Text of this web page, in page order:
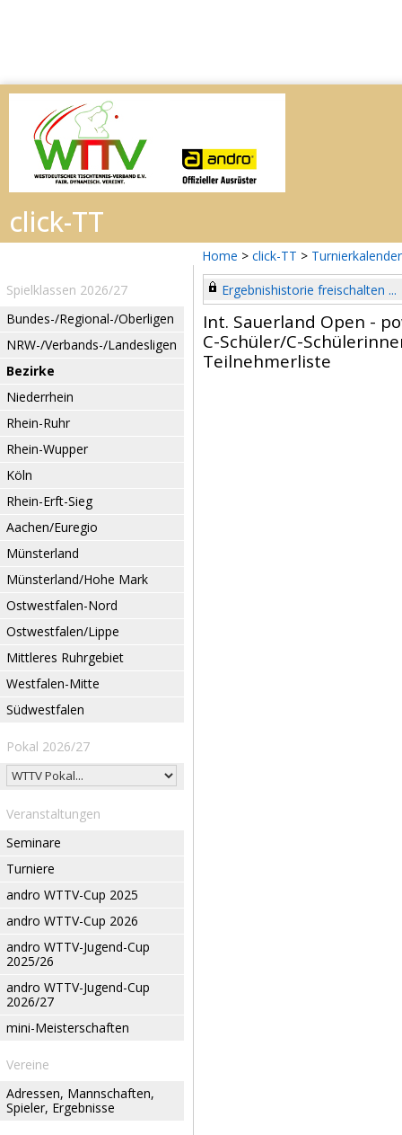
Home > click-TT > Turnierkalender
Spielklassen 2026/27
Bundes-/Regional-/Oberligen
NRW-/Verbands-/Landesligen
Bezirke
Niederrhein
Rhein-Ruhr
Rhein-Wupper
Köln
Rhein-Erft-Sieg
Aachen/Euregio
Münsterland
Münsterland/Hohe Mark
Ostwestfalen-Nord
Ostwestfalen/Lippe
Mittleres Ruhrgebiet
Westfalen-Mitte
Südwestfalen
Pokal 2026/27
Veranstaltungen
Seminare
Turniere
andro WTTV-Cup 2025
andro WTTV-Cup 2026
andro WTTV-Jugend-Cup
2025/26
andro WTTV-Jugend-Cup
2026/27
mini-Meisterschaften
Vereine
Adressen, Mannschaften,
Spieler, Ergebnisse
Ergebnishistorie freischalten ...
Int. Sauerland Open -
C-Schüler/C-
Teilnehmerliste